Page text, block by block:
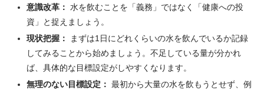
意識改革： 水を飲むことを「義務」ではなく「健康への投
資」と捉えましょう。
現状把握：
まずは1日にどれくらいの水を飲んでいるか記録
してみることから始めましょう。不足している量が分かれ
ば、具体的な目標設定がしやすくなります。
無理のない目標設定： 最初から大量の水を飲もうとせず、例